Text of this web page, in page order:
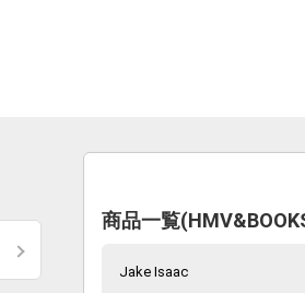
商品一覧
Jake Isaac